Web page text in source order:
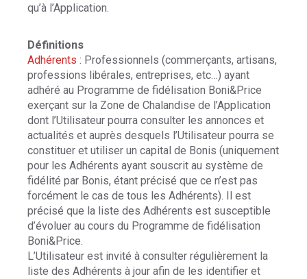
qu’à l’Application.
Définitions
Adhérents : Professionnels (commerçants, artisans,
professions libérales, entreprises, etc…) ayant
adhéré au Programme de fidélisation Boni&Price
exerçant sur la Zone de Chalandise de l’Application
dont l’Utilisateur pourra consulter les annonces et
actualités et auprès desquels l’Utilisateur pourra se
constituer et utiliser un capital de Bonis (uniquement
pour les Adhérents ayant souscrit au système de
fidélité par Bonis, étant précisé que ce n’est pas
forcément le cas de tous les Adhérents). Il est
précisé que la liste des Adhérents est susceptible
d’évoluer au cours du Programme de fidélisation
Boni&Price.
L’Utilisateur est invité à consulter régulièrement la
liste des Adhérents à jour afin de les identifier et